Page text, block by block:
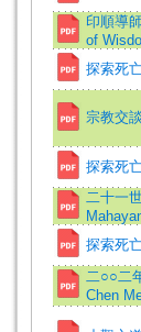
印順導
of
探索死
宗教交
探索死
二十一
探索死
二○○二
Chen